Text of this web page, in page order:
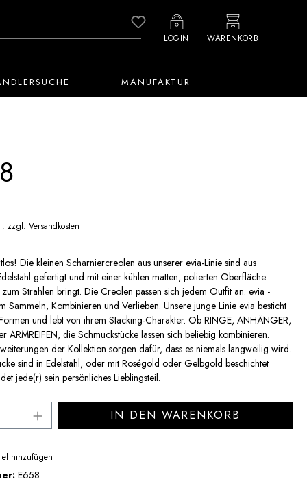
Du hast 0 Produkte auf dem
LOGIN WARENKORB
MANUFAKTUR
zzgl. Versandkosten
Die kleinen Scharniercreolen aus unserer evia-Linie sind aus
gefertigt und mit einer kühlen matten, polierten Oberfläche
Strahlen bringt. Die Creolen passen sich jedem Outfit an. evia -
Sammeln, Kombinieren und Verlieben. Unsere junge Linie evia besticht
und lebt von ihrem Stacking-Charakter. Ob RINGE, ANHÄNGER,
ARMREIFEN, die Schmuckstücke lassen sich beliebig kombinieren.
der Kollektion sorgen dafür, dass es niemals langweilig wird.
sind in Edelstahl, oder mit Roségold oder Gelbgold beschichtet
jede(r) sein persönliches Lieblingsteil.
Anzahl: Gib den gewünschten Wert ein
IN DEN WARENKORB
hinzufügen
E658